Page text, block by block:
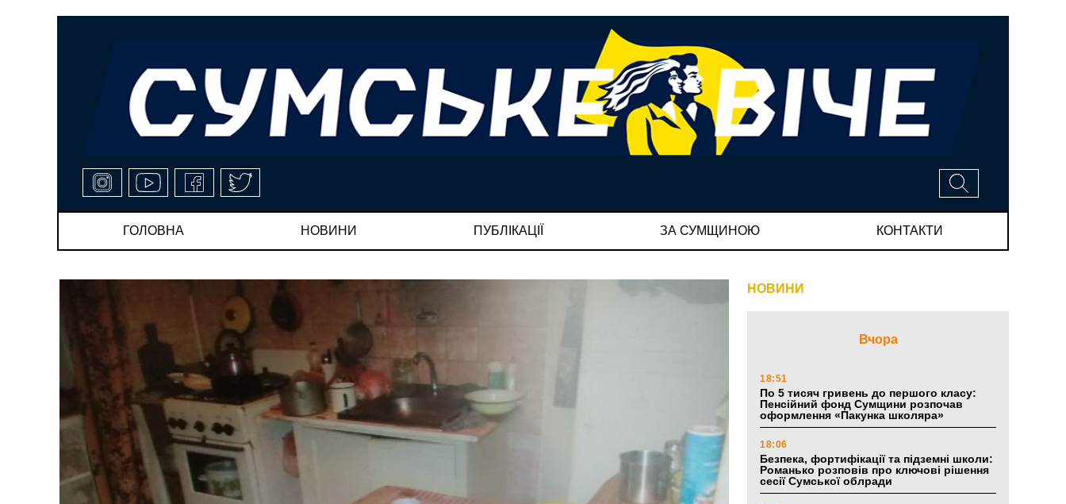
ГОЛОВНА НОВИНИ ПУБЛІКАЦІЇ ЗА СУМЩИНОЮ КОНТАКТИ
НОВИНИ
Вчора
18:51
По 5 тисяч гривень до першого класу:
Пенсійний фонд Сумщини розпочав
оформлення «Пакунка школяра»
18:06
Безпека, фортифікації та підземні школи:
Романько розповів про ключові рішення
сесії Сумської облради